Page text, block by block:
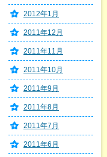
2012年1月
2011年12月
2011年11月
2011年10月
2011年9月
2011年8月
2011年7月
2011年6月